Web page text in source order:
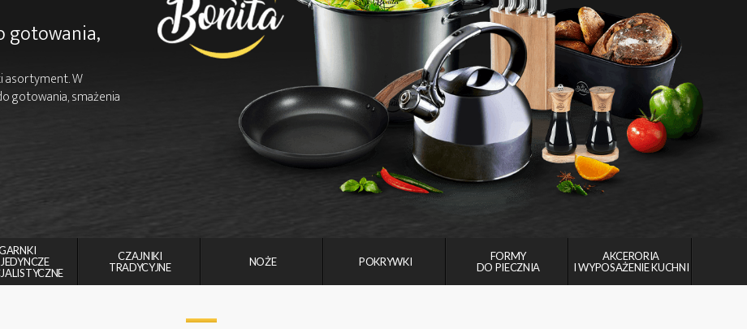
gotowania,
asortyment. W
gotowania, smażenia
CZAJNIKI
TRADYCYJNE
NOŻE POKRYWKI
FORMY
DO PIECZNIA
AKCERORIA
I WYPOSAŻENIE KUCHNI